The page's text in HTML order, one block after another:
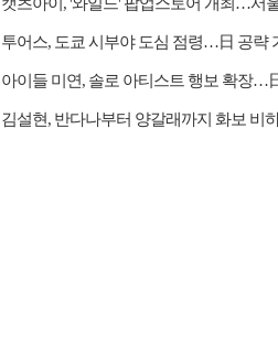
투어스, 도쿄 시부야 도심 점령…日 공략